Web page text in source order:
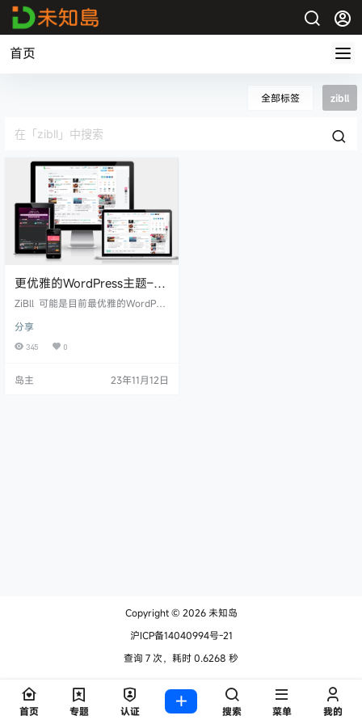
首页
全部标签 zibll
更优雅的WordPress主题–子
比主题
ZiBll 可能是目前最优雅的WordPre
图标、logo 自带夜间模式主题 三种
网站布局，各页面布局独立设置 全
全局主题色 多种导航布局，电脑端
分享
345 0
岛主 23年11月12日
Copyright © 2026未知岛
沪ICP备14040994号-21
查询 7 次，耗时 0.6268 秒
首页 专题 认证 搜索 菜单 我的